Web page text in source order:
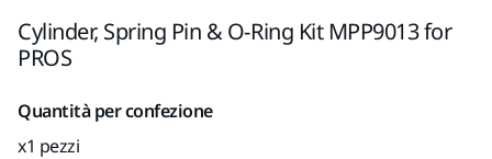
Cylinder, Spring Pin & O-Ring Kit MPP9013 for
PROS
Quantità per confezione
x1 pezzi